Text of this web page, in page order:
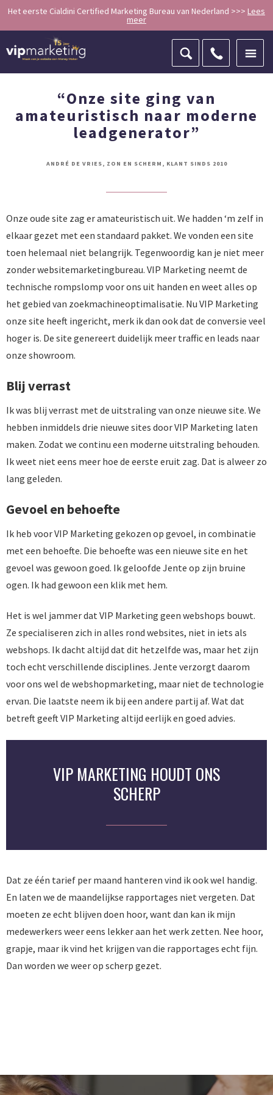
Het eerste Cialdini Certified Marketing Bureau van Nederland >>> Lees
meer
ZOEKEN
“Onze site ging van
amateuristisch naar moderne
leadgenerator”
ANDRÉ DE VRIES, ZON EN SCHERM, KLANT SINDS 2010
Onze oude site zag er amateuristisch uit. We hadden ‘m zelf in
elkaar gezet met een standaard pakket. We vonden een site
toen helemaal niet belangrijk. Tegenwoordig kan je niet meer
zonder websitemarketingbureau. VIP Marketing neemt de
technische rompslomp voor ons uit handen en weet alles op
het gebied van zoekmachineoptimalisatie. Nu VIP Marketing
onze site heeft ingericht, merk ik dan ook dat de conversie veel
hoger is. De site genereert duidelijk meer traffic en leads naar
onze showroom.
Blij verrast
Ik was blij verrast met de uitstraling van onze nieuwe site. We
hebben inmiddels drie nieuwe sites door VIP Marketing laten
maken. Zodat we continu een moderne uitstraling behouden.
Ik weet niet eens meer hoe de eerste eruit zag. Dat is alweer zo
lang geleden.
Gevoel en behoefte
Ik heb voor VIP Marketing gekozen op gevoel, in combinatie
met een behoefte. Die behoefte was een nieuwe site en het
gevoel was gewoon goed. Ik geloofde Jente op zijn bruine
ogen. Ik had gewoon een klik met hem.
Het is wel jammer dat VIP Marketing geen webshops bouwt.
Ze specialiseren zich in alles rond websites, niet in iets als
webshops. Ik dacht altijd dat dit hetzelfde was, maar het zijn
toch echt verschillende disciplines. Jente verzorgt daarom
voor ons wel de webshopmarketing, maar niet de technologie
ervan. Die laatste neem ik bij een andere partij af. Wat dat
betreft geeft VIP Marketing altijd eerlijk en goed advies.
VIP MARKETING HOUDT ONS
SCHERP
Dat ze één tarief per maand hanteren vind ik ook wel handig.
En laten we de maandelijkse rapportages niet vergeten. Dat
moeten ze echt blijven doen hoor, want dan kan ik mijn
medewerkers weer eens lekker aan het werk zetten. Nee hoor,
grapje, maar ik vind het krijgen van die rapportages echt fijn.
Dan worden we weer op scherp gezet.